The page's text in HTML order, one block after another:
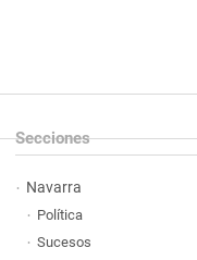
Secciones
Navarra
Política
Sucesos